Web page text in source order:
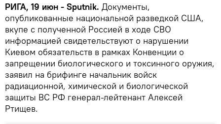
РИГА, 19 июн - Sputnik. Документы,
опубликованные национальной разведкой США,
вкупе с полученной Россией в ходе СВО
информацией свидетельствуют о нарушении
Киевом обязательств в рамках Конвенции о
запрещении биологического и токсинного оружия,
заявил на брифинге начальник войск
радиационной, химической и биологической
защиты ВС РФ генерал-лейтенант Алексей
Ртищев.